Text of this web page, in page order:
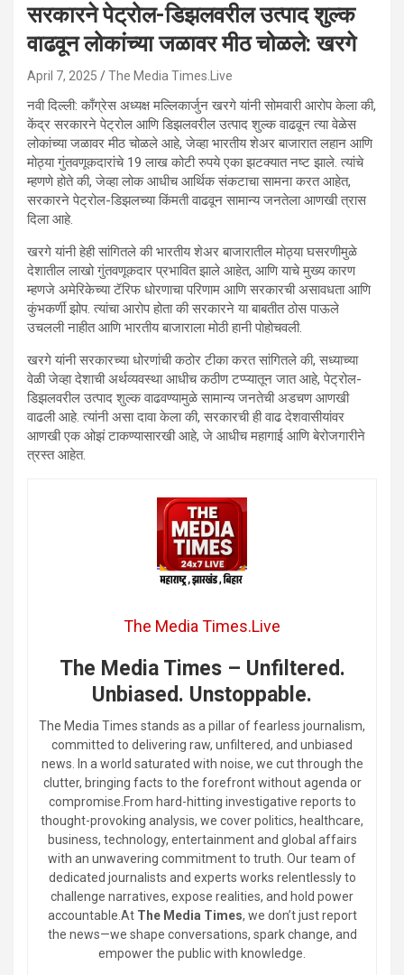
सरकारने पेट्रोल-डिझलवरील उत्पाद शुल्क
वाढवून लोकांच्या जळावर मीठ चोळले: खरगे
April 7, 2025 The Media Times.Live
नवी दिल्ली: काँग्रेस अध्यक्ष मल्लिकार्जुन खरगे यांनी सोमवारी आरोप केला की,
केंद्र सरकारने पेट्रोल आणि डिझलवरील उत्पाद शुल्क वाढवून त्या वेळेस
लोकांच्या जळावर मीठ चोळले आहे, जेव्हा भारतीय शेअर बाजारात लहान आणि
मोठ्या गुंतवणूकदारांचे 19 लाख कोटी रुपये एका झटक्यात नष्ट झाले. त्यांचे
म्हणणे होते की, जेव्हा लोक आधीच आर्थिक संकटाचा सामना करत आहेत,
सरकारने पेट्रोल-डिझलच्या किंमती वाढवून सामान्य जनतेला आणखी त्रास
दिला आहे.
खरगे यांनी हेही सांगितले की भारतीय शेअर बाजारातील मोठ्या घसरणीमुळे
देशातील लाखो गुंतवणूकदार प्रभावित झाले आहेत, आणि याचे मुख्य कारण
म्हणजे अमेरिकेच्या टॅरिफ धोरणाचा परिणाम आणि सरकारची असावधता आणि
कुंभकर्णी झोप. त्यांचा आरोप होता की सरकारने या बाबतीत ठोस पाऊले
उचलली नाहीत आणि भारतीय बाजाराला मोठी हानी पोहोचवली.
खरगे यांनी सरकारच्या धोरणांची कठोर टीका करत सांगितले की, सध्याच्या
वेळी जेव्हा देशाची अर्थव्यवस्था आधीच कठीण टप्प्यातून जात आहे, पेट्रोल-
डिझलवरील उत्पाद शुल्क वाढवण्यामुळे सामान्य जनतेची अडचण आणखी
वाढली आहे. त्यांनी असा दावा केला की, सरकारची ही वाढ देशवासीयांवर
आणखी एक ओझं टाकण्यासारखी आहे, जे आधीच महागाई आणि बेरोजगारीने
त्रस्त आहेत.
The Media Times.Live
The Media Times – Unfiltered.
Unbiased. Unstoppable.
The Media Times stands as a pillar of fearless journalism,
committed to delivering raw, unfiltered, and unbiased
news. In a world saturated with noise, we cut through the
clutter, bringing facts to the forefront without agenda or
compromise.From hard-hitting investigative reports to
thought-provoking analysis, we cover politics, healthcare,
business, technology, entertainment and global affairs
with an unwavering commitment to truth. Our team of
dedicated journalists and experts works relentlessly to
challenge narratives, expose realities, and hold power
accountable.At The Media Times, we don’t just report
the news—we shape conversations, spark change, and
empower the public with knowledge.